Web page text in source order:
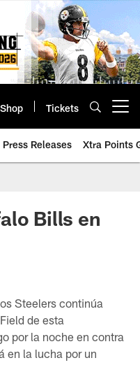
Shop Tickets
Press Releases Xtra Points
Bills en
Steelers continúa
de esta
por la noche en contra
en la lucha por un